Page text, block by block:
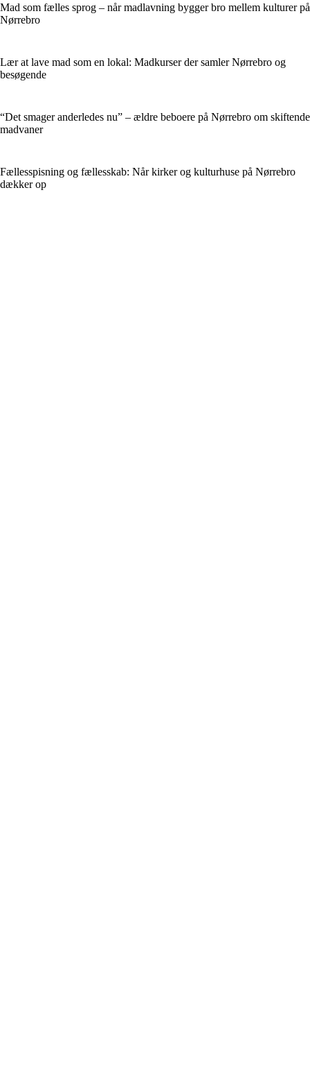
Mad som fælles sprog – når madlavning bygger bro mellem kulturer på
Nørrebro
Lær at lave mad som en lokal: Madkurser der samler Nørrebro og
besøgende
“Det smager anderledes nu” – ældre beboere på Nørrebro om skiftende
madvaner
Fællesspisning og fællesskab: Når kirker og kulturhuse på Nørrebro
dækker op